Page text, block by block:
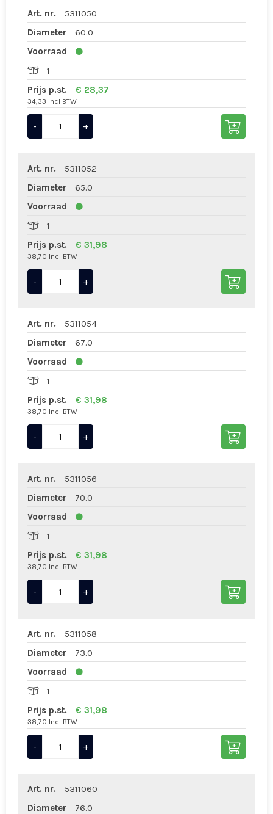
Art. nr.
5311050
Diameter
60.0
Voorraad
1
Prijs p.st.
€ 28,37
34,33 Incl BTW
- +
Art. nr.
5311052
Diameter
65.0
Voorraad
1
Prijs p.st.
€ 31,98
38,70 Incl BTW
- +
Art. nr.
5311054
Diameter
67.0
Voorraad
1
Prijs p.st.
€ 31,98
38,70 Incl BTW
- +
Art. nr.
5311056
Diameter
70.0
Voorraad
1
Prijs p.st.
€ 31,98
38,70 Incl BTW
- +
Art. nr.
5311058
Diameter
73.0
Voorraad
1
Prijs p.st.
€ 31,98
38,70 Incl BTW
- +
Art. nr.
5311060
Diameter
76.0